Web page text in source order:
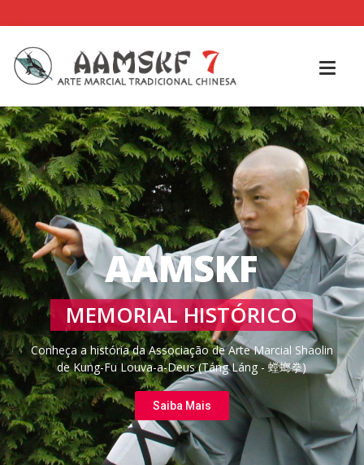
AAMSKF
MEMORIAL HISTÓRICO
Conheça a história da Associação de Arte Marcial Shaolin
de Kung-Fu Louva-a-Deus (Táng Láng - 螳螂拳)
Saiba Mais